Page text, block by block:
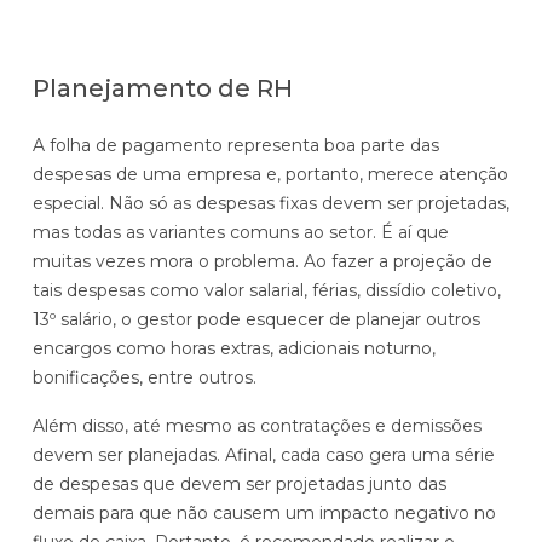
Planejamento de RH
A folha de pagamento representa boa parte das
despesas de uma empresa e, portanto, merece atenção
especial. Não só as despesas fixas devem ser projetadas,
mas todas as variantes comuns ao setor. É aí que
muitas vezes mora o problema. Ao fazer a projeção de
tais despesas como valor salarial, férias, dissídio coletivo,
13º salário, o gestor pode esquecer de planejar outros
encargos como horas extras, adicionais noturno,
bonificações, entre outros.
Além disso, até mesmo as contratações e demissões
devem ser planejadas. Afinal, cada caso gera uma série
de despesas que devem ser projetadas junto das
demais para que não causem um impacto negativo no